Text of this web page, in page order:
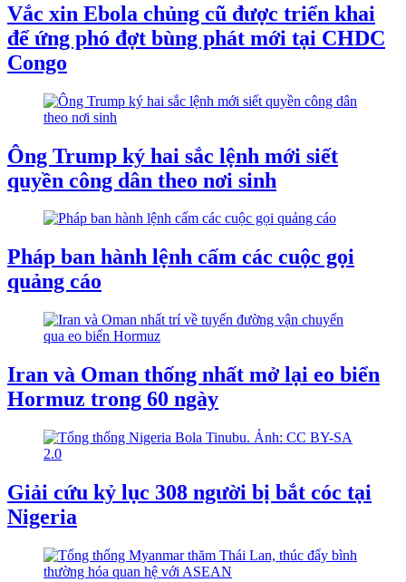
Vắc xin Ebola chủng cũ được triển khai
để ứng phó đợt bùng phát mới tại CHDC
Congo
Ông Trump ký hai sắc lệnh mới siết
quyền công dân theo nơi sinh
Pháp ban hành lệnh cấm các cuộc gọi
quảng cáo
Iran và Oman thống nhất mở lại eo biển
Hormuz trong 60 ngày
Giải cứu kỷ lục 308 người bị bắt cóc tại
Nigeria